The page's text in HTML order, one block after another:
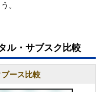
。
ル・サブスク比較
ブース比較